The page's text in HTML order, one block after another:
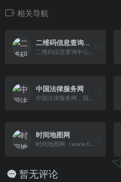
相关导航
二维码信息查询中心
二维码信息查询中心即二维码信息查询公示系统，是全国企业二维码信息查询验证中心，对外公示企业二维码信息系统。本着“公平、公开、公正”的执行理念，开放并 接受社会各界的监督和建议、咨询。
中国法律服务网
中国法律服务网，国家AI律师上线，免费在线咨询任何法律问题！
时间地图网
时间地图网（www.timemap24.com）为您提供全球各地现在时间几点几分几秒，以及它们的时区时间、日期，准确的世界时钟，在这里了解世界！
暂无评论